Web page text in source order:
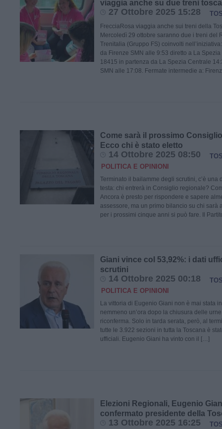
viaggia anche su due treni
27 Ottobre 2025 15:28
FrecciaRosa viaggia anche sui treni della
Mercoledì 29 ottobre saranno due i treni del
Trenitalia (Gruppo FS) coinvolti
da Firenze SMN alle 9:53 diretto a La
18415 in partenza da La Spezia Centrale
SMN alle 17:08. Fermate intermedie a:
Come sarà il prossimo
Ecco chi è stato eletto
14 Ottobre 2025 08:50
POLITICA E OPINIONI
Terminato il bailamme degli scrutini, c’è una
testa: chi entrerà in Consiglio regionale?
Ancora è presto per rispondere e sapere
assessore, ma un primo bilancio su chi sarà
per i prossimi cinque anni si può fare. Il
Giani vince col 53,92%: i dati
scrutini
14 Ottobre 2025 00:18
POLITICA E OPINIONI
La vittoria di Eugenio Giani non è mai stata
nemmeno un’ora dopo la chiusura delle
riconferma. Solo in tarda serata, però, al
tutte le 3.922 sezioni in tutta la Toscana è
ufficiali. Eugenio Giani ha vinto con il […]
Elezioni Regionali, Eugenio
confermato presidente della
13 Ottobre 2025 16:25